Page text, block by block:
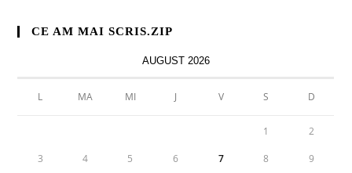
CE AM MAI SCRIS.ZIP
AUGUST 2026
L MA MI J V S D
1 2
3 4 5 6 7 8 9